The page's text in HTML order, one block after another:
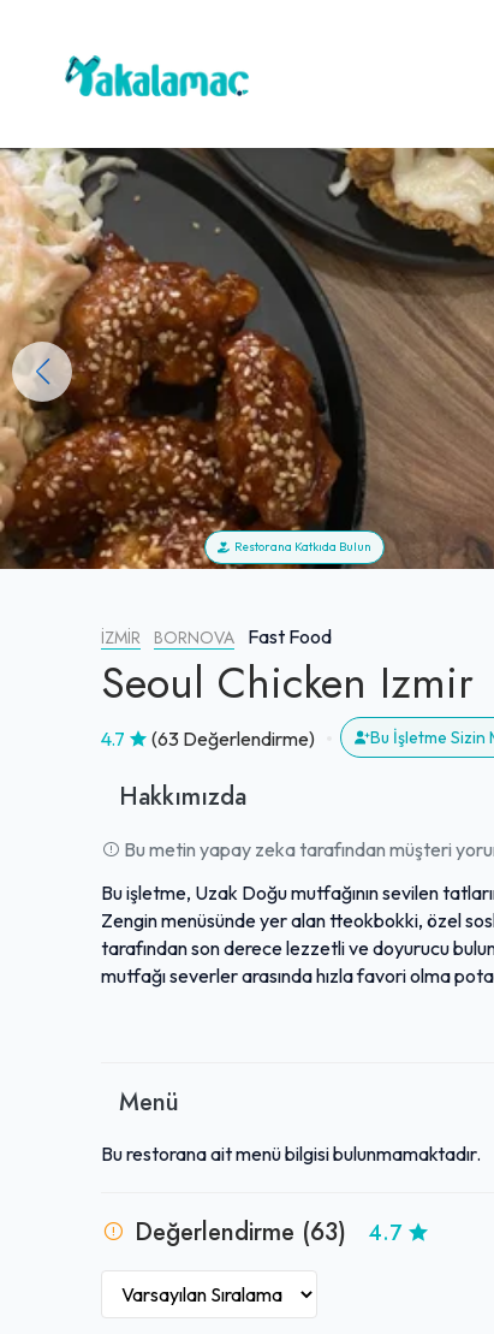
Restorana Katkıda Bulun
İZMIR BORNOVA Fast Food
Seoul Chicken Izmir
4.7 (63 Değerlendirme) Bu İşletme Sizin
Hakkımızda
Bu metin yapay zeka tarafından müşteri
Bu işletme, Uzak Doğu mutfağının sevilen
Zengin menüsünde yer alan tteokbokki, özel
tarafından son derece lezzetli ve doyurucu
mutfağı severler arasında hızla favori olma
mekanı da genel deneyimi olumlu etkileyen
Menü
Bu restorana ait menü bilgisi bulunmamaktadır.
Değerlendirme (63) 4.7